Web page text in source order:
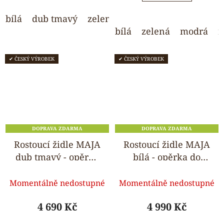
bílá dub tmavý zelená
bílá zelená modrá
✔ ČESKÝ VÝROBEK
DOPRAVA ZDARMA
Rostoucí židle MAJA
dub tmavý - opěrka
hodnocení
produktu
Momentálně nedostupné
4 690 Kč
✔ ČESKÝ VÝROBEK
DOPRAVA ZDARMA
Rostoucí židle MAJA
bílá - opěrka do
hodnocení
produktu
Momentálně nedostupné
4 990 Kč